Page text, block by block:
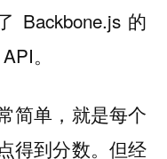
Backbone.js 的
。
简单，就是每个
得到分数。但经